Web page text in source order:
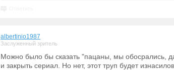
albertinio1987
Заслуженный зритель
Можно было бы сказать "пацаны, мы обосрались,
и закрыть сериал. Но нет, этот труп будет